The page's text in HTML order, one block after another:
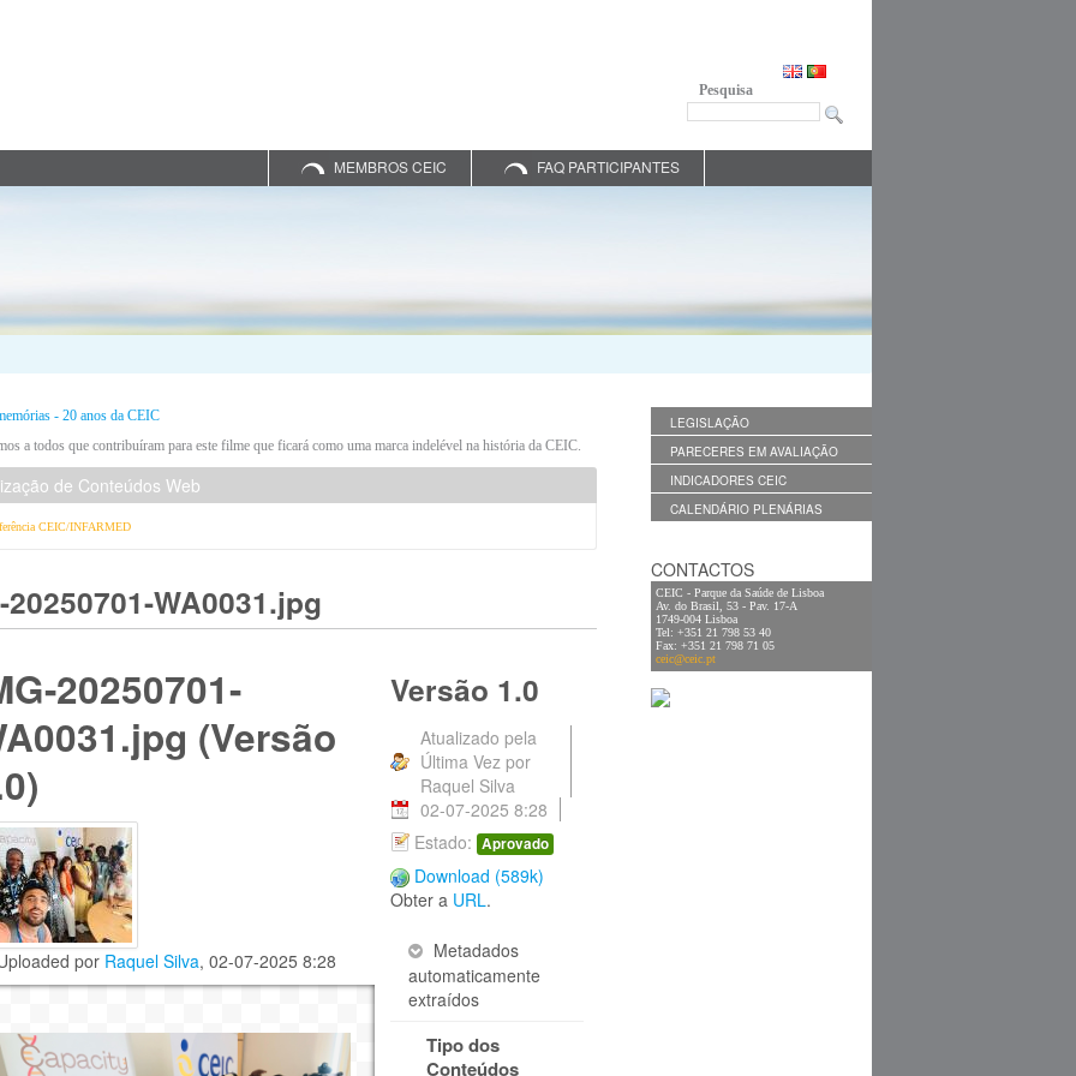
Pesquisa
MEMBROS CEIC FAQ PARTICIPANTES
- 20 anos da CEIC
a todos que contribuíram para este filme que ficará como uma marca indelével na história da CEIC.
de Conteúdos Web
CEIC/INFARMED
20250701-WA0031.jpg
20250701-
(Versão
por Raquel Silva, 02-07-2025 8:28
Versão 1.0
Atualizado pela
Última Vez por
Raquel Silva
02-07-2025 8:28
Estado: Aprovado
Download (589k)
Obter a URL.
Metadados
automaticamente
extraídos
Tipo dos
Conteúdos
LEGISLAÇÃO
PARECERES EM AVALIAÇÃO
INDICADORES CEIC
CALENDÁRIO PLENÁRIAS
CONTACTOS
CEIC - Parque da Saúde de Lisboa
Av. do Brasil, 53 - Pav. 17-A
1749-004 Lisboa
Tel: +351 21 798 53 40
Fax: +351 21 798 71 05
ceic@ceic.pt